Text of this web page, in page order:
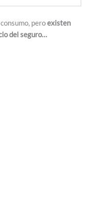
peroexisten
del seguro…